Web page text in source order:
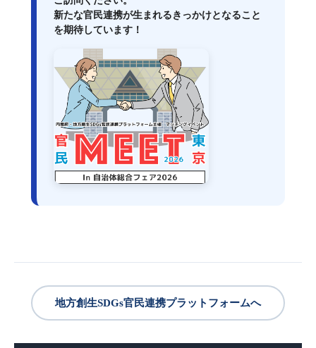
新たな官民連携が生まれるきっかけとなること
を期待しています！
地方創生SDGs官民連携プラットフォームへ